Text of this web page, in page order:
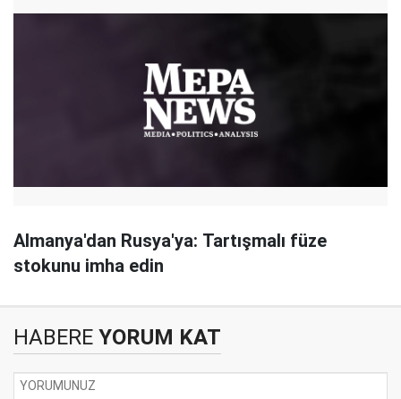
Almanya'dan Rusya'ya: Tartışmalı füze
stokunu imha edin
HABERE YORUM KAT